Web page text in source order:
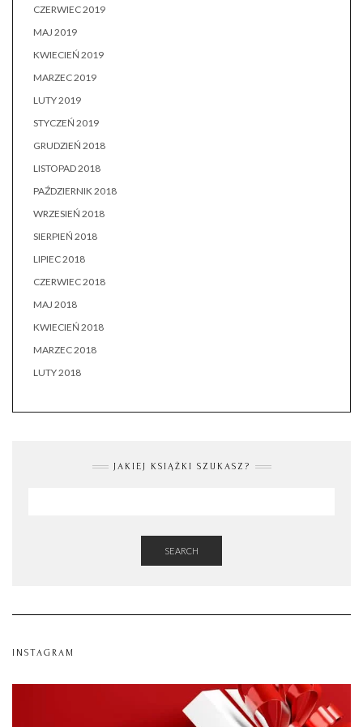
CZERWIEC 2019
MAJ 2019
KWIECIEŃ 2019
MARZEC 2019
LUTY 2019
STYCZEŃ 2019
GRUDZIEŃ 2018
LISTOPAD 2018
PAŹDZIERNIK 2018
WRZESIEŃ 2018
SIERPIEŃ 2018
LIPIEC 2018
CZERWIEC 2018
MAJ 2018
KWIECIEŃ 2018
MARZEC 2018
LUTY 2018
JAKIEJ KSIĄŻKI SZUKASZ?
SEARCH
INSTAGRAM